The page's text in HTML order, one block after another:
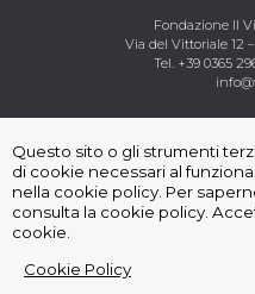
Questo sito o gli strumenti
di cookie necessari al
nella cookie policy. Per
consulta la cookie policy.
cookie.
Cookie Policy
Fondazione Il
Via del Vittoriale 12
Tel. +39 0365
Termini e